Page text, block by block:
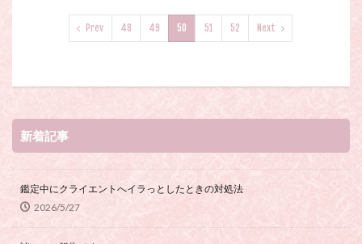
Prev 48 49 50 51 52 Next
新着記事
鑑定中にクライエントへイラっとしたときの対処法
2026/5/27